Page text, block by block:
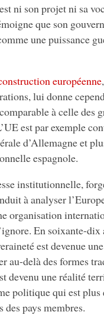
ni son projet ni sa
que son
une puissance
européenne
lui donne
à celle des
est par exemple
d’Allemagne et
espagnole.
institutionnelle,
à analyser
organisation
En soixante-dix
est devenue
au-delà des formes
devenu une réalité
politique qui est plus
pays membres.